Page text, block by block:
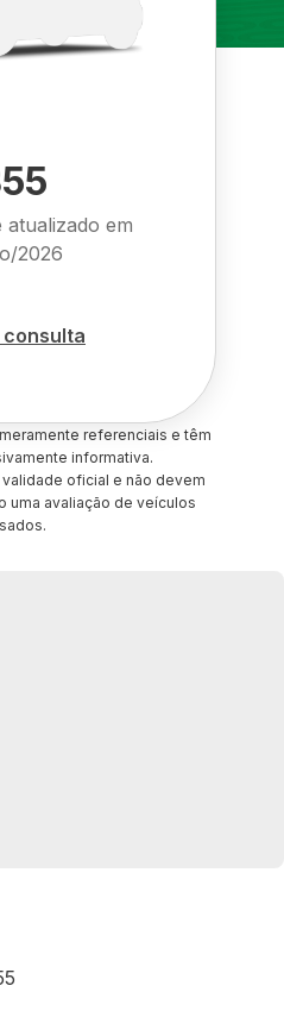
atualizado em
2026
consulta
referenciais e têm
informativa.
oficial e não devem
uma avaliação de veículos